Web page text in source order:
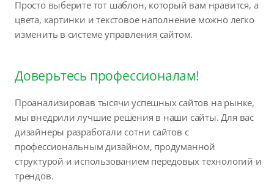
Просто выберите тот шаблон, который вам нравится, а
цвета, картинки и текстовое наполнение можно легко
изменить в системе управления сайтом.
Доверьтесь профессионалам!
Проанализировав тысячи успешных сайтов на рынке,
мы внедрили лучшие решения в наши сайты. Для вас
дизайнеры разработали сотни сайтов с
профессиональным дизайном, продуманной
структурой и использованием передовых технологий и
трендов.